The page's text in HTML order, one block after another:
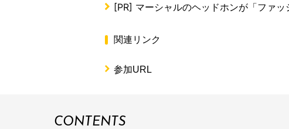
[PR] マーシャルのヘッドホンが「ファ
関連リンク
参加URL
CONTENTS